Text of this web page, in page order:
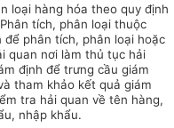
loại hàng hóa theo quy định
tích, phân loại thuộc
để phân tích, phân loại hoặc
quan nơi làm thủ tục hải
định để trưng cầu giám
tham khảo kết quả giám
tra hải quan về tên hàng,
nhập khẩu.